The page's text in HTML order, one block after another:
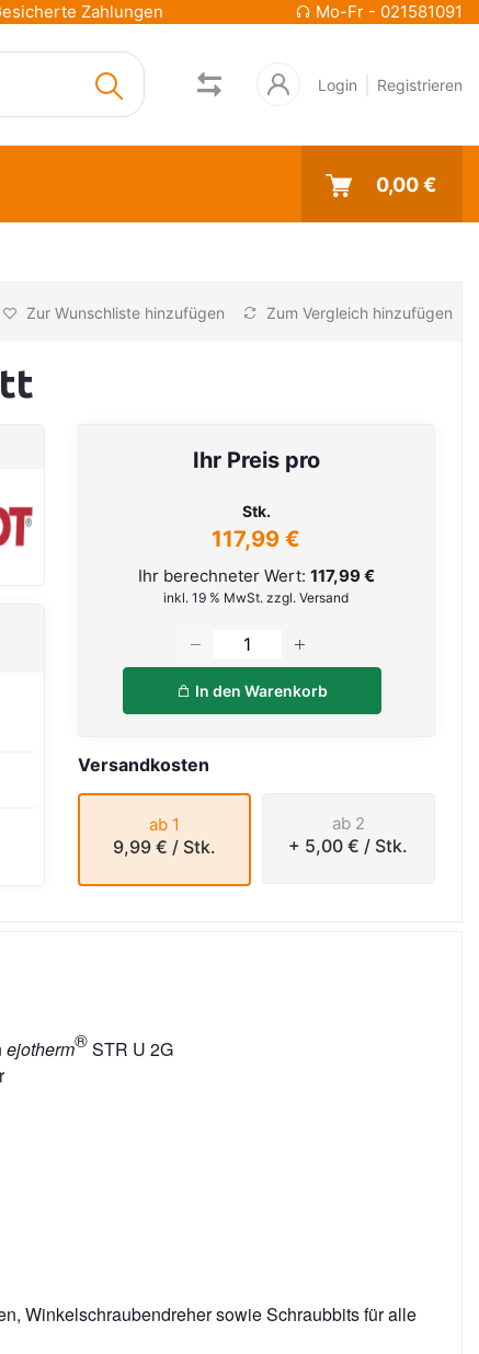
Zahlungen Mo-Fr - 021581091
Login Registrieren
0,00 €
Zur Wunschliste hinzufügen Zum Vergleich hinzufügen
Ihr Preis pro
Stk.
117,99 €
Ihr berechneter Wert: 117,99 €
inkl. 19 % MwSt. zzgl. Versand
In den Warenkorb
Versandkosten
ab 1
9,99 € / Stk.
ab 2
+ 5,00 € / Stk.
ejotherm®STR U 2G
Winkelschraubendreher sowie Schraubbits für alle